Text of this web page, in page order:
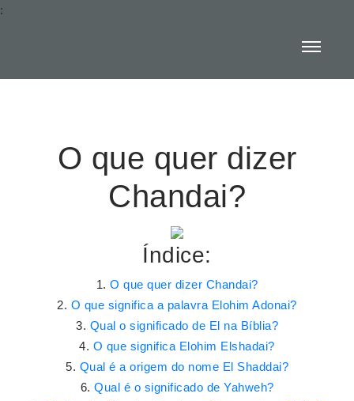
:
O que quer dizer
Chandai?
Índice:
O que quer dizer Chandai?
O que significa a palavra Elohim Adonai?
Qual o significado de El na Bíblia?
O que significa Elohim Elshadai?
Qual é a origem do nome El Shaddai?
Qual é o significado de Yahweh?